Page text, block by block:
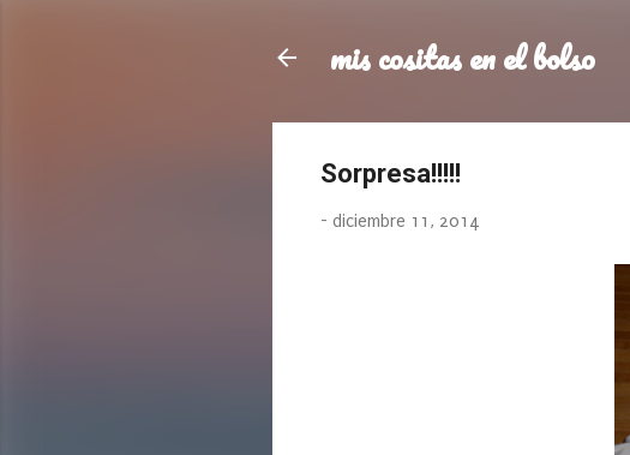
mis cositas en el bolso
Sorpresa!!!!!
- diciembre 11, 2014